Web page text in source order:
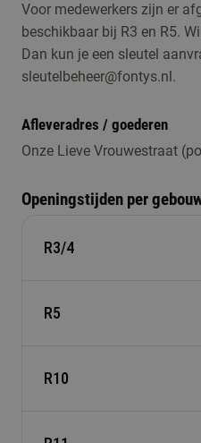
Voor medewerkers zijn er
beschikbaar bij R3 en R5.
Dan kun je een sleutel
sleutelbeheer@fontys.nl.
Afleveradres / goederen
Onze Lieve Vrouwestraat
Openingstijden per
R3/4
Maandag: 07:30 -
Donderdag: 07:30 -
R5
Maandag: 07:30 - 18:30
R10